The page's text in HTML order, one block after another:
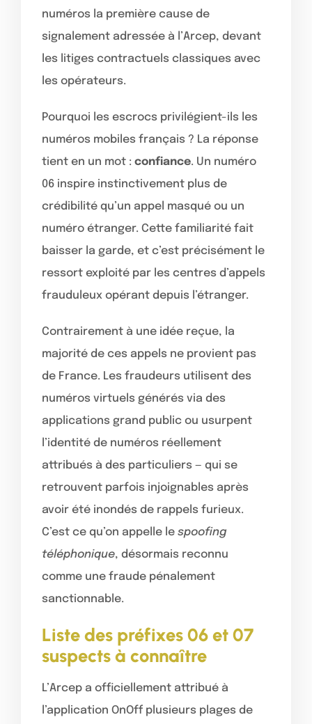
numéros la première cause de
signalement adressée à l’Arcep, devant
les litiges contractuels classiques avec
les opérateurs.
Pourquoi les escrocs privilégient-ils les
numéros mobiles français ? La réponse
tient en un mot : confiance. Un numéro
06 inspire instinctivement plus de
crédibilité qu’un appel masqué ou un
numéro étranger. Cette familiarité fait
baisser la garde, et c’est précisément le
ressort exploité par les centres d’appels
frauduleux opérant depuis l’étranger.
Contrairement à une idée reçue, la
majorité de ces appels ne provient pas
de France. Les fraudeurs utilisent des
numéros virtuels générés via des
applications grand public ou usurpent
l’identité de numéros réellement
attribués à des particuliers — qui se
retrouvent parfois injoignables après
avoir été inondés de rappels furieux.
C’est ce qu’on appelle le spoofing
téléphonique, désormais reconnu
comme une fraude pénalement
sanctionnable.
Liste des préfixes 06 et 07
suspects à connaître
L’Arcep a officiellement attribué à
l’application OnOff plusieurs plages de